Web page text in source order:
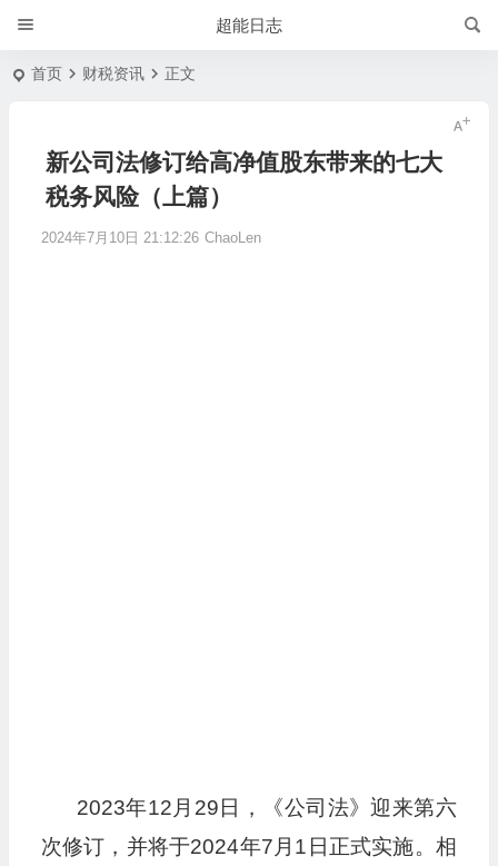
超能日志
首页 财税资讯 正文
新公司法修订给高净值股东带来的七大
税务风险（上篇）
2024年7月10日 21:12:26 ChaoLen
2023年12月29日，《公司法》迎来第六
次修订，并将于2024年7月1日正式实施。相